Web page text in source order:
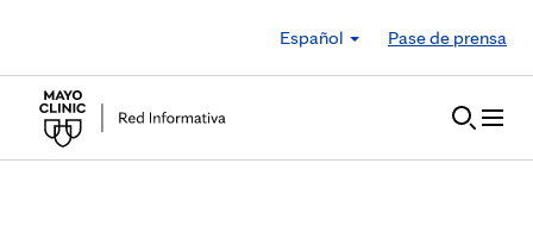
Español
Pase de prensa